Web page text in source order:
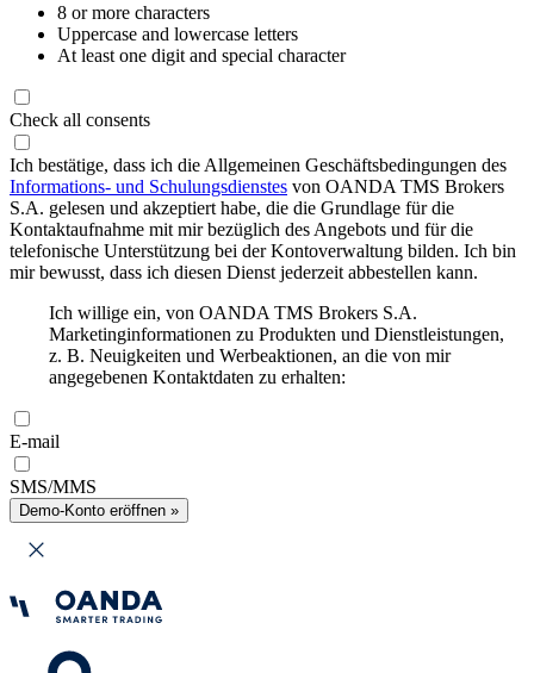
8 or more characters
Uppercase and lowercase letters
At least one digit and special character
Check all consents
Ich bestätige, dass ich die Allgemeinen Geschäftsbedingungen des
Informations- und Schulungsdienstes von OANDA TMS Brokers
S.A. gelesen und akzeptiert habe, die die Grundlage für die
Kontaktaufnahme mit mir bezüglich des Angebots und für die
telefonische Unterstützung bei der Kontoverwaltung bilden. Ich bin
mir bewusst, dass ich diesen Dienst jederzeit abbestellen kann.
Ich willige ein, von OANDA TMS Brokers S.A.
Marketinginformationen zu Produkten und Dienstleistungen,
z. B. Neuigkeiten und Werbeaktionen, an die von mir
angegebenen Kontaktdaten zu erhalten:
E-mail
SMS/MMS
Demo-Konto eröffnen »